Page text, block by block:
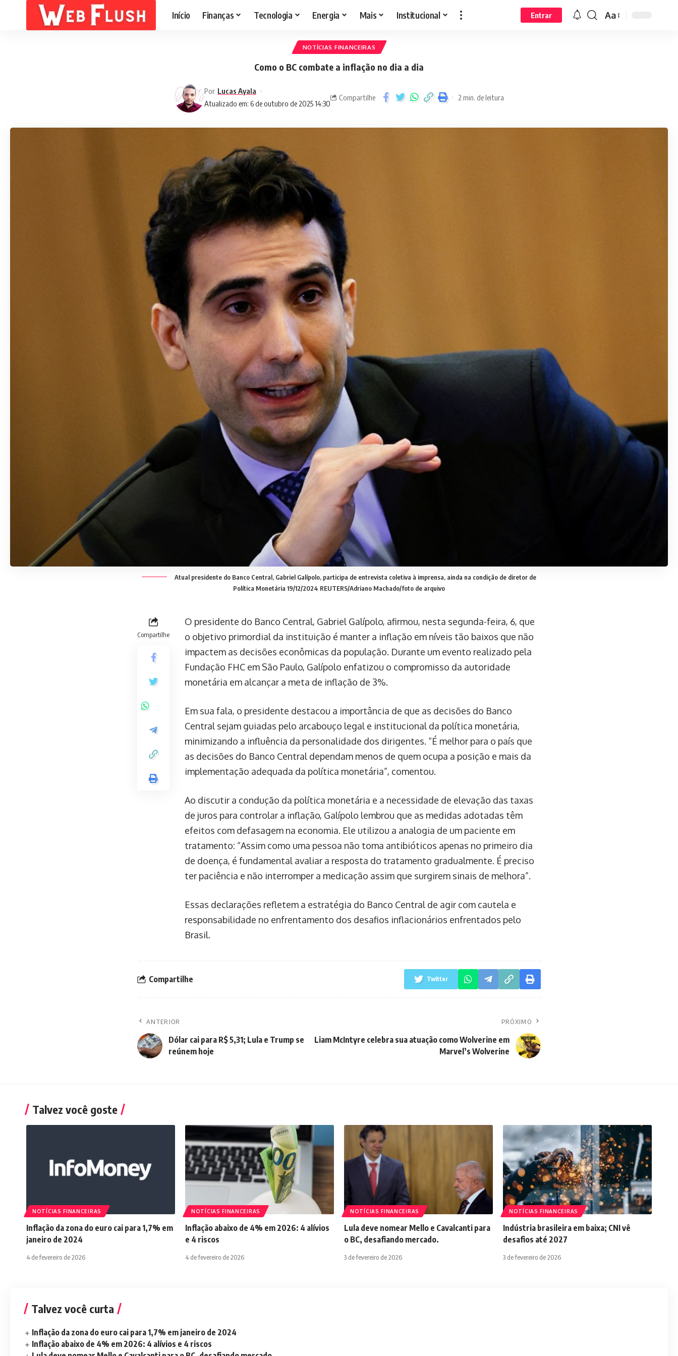
Início Finanças Tecnologia Energia Mais Institucional Entrar Aa
NOTÍCIAS FINANCEIRAS
Como o BC combate a inflação no dia a dia
Atualizado em: 6 de outubro de 2025 14:30
Por Lucas Ayala
Compartilhe 2 min. de leitura
Atual presidente do Banco Central, Gabriel Galípolo, participa de entrevista coletiva à imprensa, ainda na condição de diretor de
Política Monetária 19/12/2024 REUTERS/Adriano Machado/foto de arquivo
Compartilhe
O presidente do Banco Central, Gabriel Galípolo, afirmou, nesta segunda-feira, 6, que
o objetivo primordial da instituição é manter a inflação em níveis tão baixos que não
impactem as decisões econômicas da população. Durante um evento realizado pela
Fundação FHC em São Paulo, Galípolo enfatizou o compromisso da autoridade
monetária em alcançar a meta de inflação de 3%.
Em sua fala, o presidente destacou a importância de que as decisões do Banco
Central sejam guiadas pelo arcabouço legal e institucional da política monetária,
minimizando a influência da personalidade dos dirigentes. “É melhor para o país que
as decisões do Banco Central dependam menos de quem ocupa a posição e mais da
implementação adequada da política monetária”, comentou.
Ao discutir a condução da política monetária e a necessidade de elevação das taxas
de juros para controlar a inflação, Galípolo lembrou que as medidas adotadas têm
efeitos com defasagem na economia. Ele utilizou a analogia de um paciente em
tratamento: “Assim como uma pessoa não toma antibióticos apenas no primeiro dia
de doença, é fundamental avaliar a resposta do tratamento gradualmente. É preciso
ter paciência e não interromper a medicação assim que surgirem sinais de melhora”.
Essas declarações refletem a estratégia do Banco Central de agir com cautela e
responsabilidade no enfrentamento dos desafios inflacionários enfrentados pelo
Brasil.
Compartilhe Twitter
ANTERIOR
Dólar cai para R$ 5,31; Lula e Trump se
reúnem hoje
PRÓXIMO
Liam McIntyre celebra sua atuação como Wolverine em
Marvel’s Wolverine
Talvez você goste
NOTÍCIAS FINANCEIRAS
Inflação da zona do euro cai para 1,7% em
janeiro de 2024
4 de fevereiro de 2026
NOTÍCIAS FINANCEIRAS
Inflação abaixo de 4% em 2026: 4 alívios
e 4 riscos
4 de fevereiro de 2026
NOTÍCIAS FINANCEIRAS
Lula deve nomear Mello e Cavalcanti para
o BC, desafiando mercado.
3 de fevereiro de 2026
NOTÍCIAS FINANCEIRAS
Indústria brasileira em baixa; CNI vê
desafios até 2027
3 de fevereiro de 2026
Talvez você curta
Inflação da zona do euro cai para 1,7% em janeiro de 2024
Inflação abaixo de 4% em 2026: 4 alívios e 4 riscos